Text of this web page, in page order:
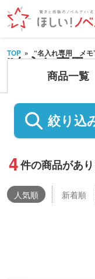
TOP “名入れ専用 メモ
"名入れ専用
商品一覧
絞り込
4件の商品があ
人気順 新着順